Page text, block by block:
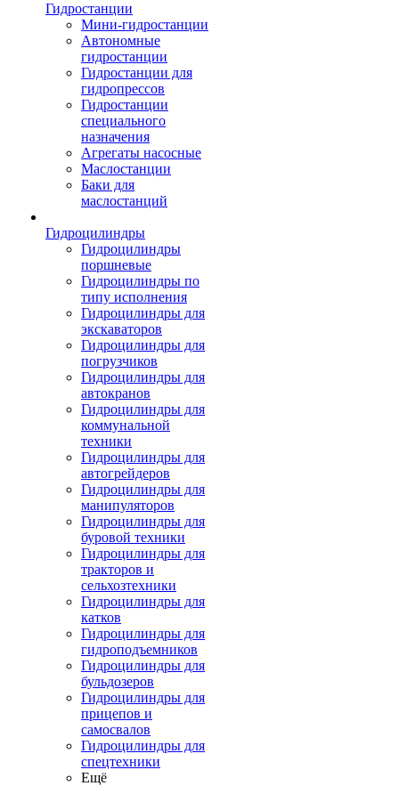
Гидростанции
Мини-гидростанции
Автономные
гидростанции
Гидростанции для
гидропрессов
Гидростанции
специального
назначения
Агрегаты насосные
Маслостанции
Баки для
маслостанций
Гидроцилиндры
Гидроцилиндры
поршневые
Гидроцилиндры по
типу исполнения
Гидроцилиндры для
экскаваторов
Гидроцилиндры для
погрузчиков
Гидроцилиндры для
автокранов
Гидроцилиндры для
коммунальной
техники
Гидроцилиндры для
автогрейдеров
Гидроцилиндры для
манипуляторов
Гидроцилиндры для
буровой техники
Гидроцилиндры для
тракторов и
сельхозтехники
Гидроцилиндры для
катков
Гидроцилиндры для
гидроподъемников
Гидроцилиндры для
бульдозеров
Гидроцилиндры для
прицепов и
самосвалов
Гидроцилиндры для
спецтехники
Ещё